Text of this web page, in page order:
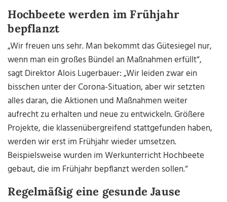
Hochbeete werden im Frühjahr
bepflanzt
„Wir freuen uns sehr. Man bekommt das Gütesiegel nur,
wenn man ein großes Bündel an Maßnahmen erfüllt“,
sagt Direktor Alois Lugerbauer: „Wir leiden zwar ein
bisschen unter der Corona-Situation, aber wir setzten
alles daran, die Aktionen und Maßnahmen weiter
aufrecht zu erhalten und neue zu entwickeln. Größere
Projekte, die klassenübergreifend stattgefunden haben,
werden wir erst im Frühjahr wieder umsetzen.
Beispielsweise wurden im Werkunterricht Hochbeete
gebaut, die im Frühjahr bepflanzt werden sollen.“
Regelmäßig eine gesunde Jause